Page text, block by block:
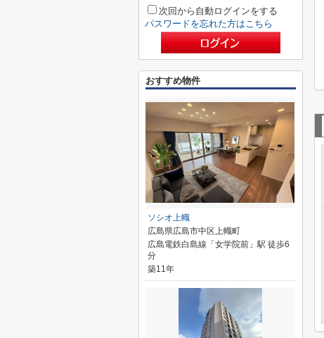
次回から自動ログインをする
パスワードを忘れた方はこちら
おすすめ物件
ソシオ上幟
広島県広島市中区上幟町
広島電鉄白島線「女学院前」駅 徒歩6
分
築11年